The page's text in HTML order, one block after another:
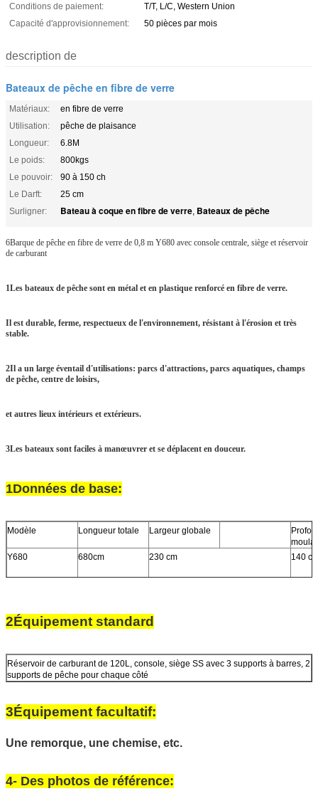
Conditions de paiement:
T/T, L/C, Western Union
Capacité d'approvisionnement:
50 pièces par mois
description de
Bateaux de pêche en fibre de verre
Matériaux:
en fibre de verre
Utilisation:
pêche de plaisance
Longueur:
6.8M
Le poids:
800kgs
Le pouvoir:
90 à 150 ch
Le Darft:
25 cm
Surligner:
Bateau à coque en fibre de verre, Bateaux de pêche
6Barque de pêche en fibre de verre de 0,8 m Y680 avec console centrale, siège et réservoir
de carburant
1Les bateaux de pêche sont en métal et en plastique renforcé en fibre de verre.
Il est durable, ferme, respectueux de l'environnement, résistant à l'érosion et très
stable.
2Il a un large éventail d'utilisations: parcs d'attractions, parcs aquatiques, champs
de pêche, centre de loisirs,
et autres lieux intérieurs et extérieurs.
3Les bateaux sont faciles à manœuvrer et se déplacent en douceur.
1Données de base:
Modèle Longueur totale Largeur globale
Y680
680cm 230 cm 140
2Équipement standard
Réservoir de carburant de 120L, console, siège SS avec 3 supports à barres, 2
supports de pêche pour chaque côté
3Équipement facultatif:
Une remorque, une chemise, etc.
4- Des photos de référence: